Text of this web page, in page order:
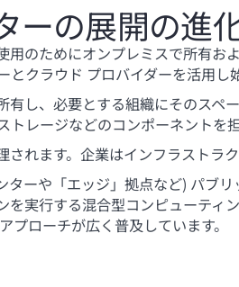
ーの展開の進
のためにオンプレミスで所有
クラウド プロバイダーを活用し
し、必要とする組織にそのス
レージなどのコンポーネントを担
れます。企業はインフラストラ
ーや「エッジ」拠点など) パブ
実行する混合型コンピューテ
ローチが広く普及しています。